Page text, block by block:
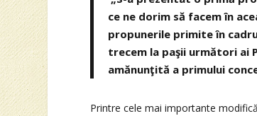
ce ne dorim să facem în
propunerile primite în
trecem la paşii următori ai
amănunţită a primului
Printre cele mai importante